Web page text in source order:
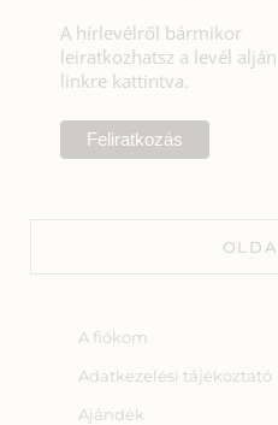
A hírlevélről bármikor
leiratkozhatsz a levél
linkre kattintva.
A fiókom
Adatkezelési tájékoztató
Ajándék